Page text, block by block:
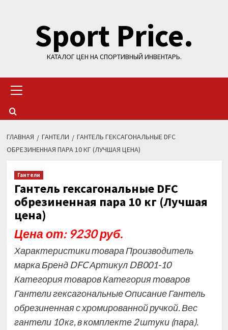
содержимомуSport Price.
КАТАЛОГ ЦЕН НА СПОРТИВНЫЙ ИНВЕНТАРЬ.
меню
ГЛАВНАЯ ГАНТЕЛИ
ГАНТЕЛЬ ГЕКСАГОНАЛЬНЫЕ DFC
ОБРЕЗИНЕННАЯ ПАРА 10 КГ (ЛУЧШАЯ ЦЕНА)
Гантели
Гантель гексагональные DFC
обрезиненная пара 10 кг (Лучшая
цена)
Цена от: 9230 руб.
Характеристики товара Производитель
марка Бренд DFC Артикул DB001-10
Категория товаров Категория товаров
Гантели гексагональные Описание Гантель
обрезиненная с хромированной ручкой. Вес
гантели 10 кг, в комплекте 2 штуки (пара).